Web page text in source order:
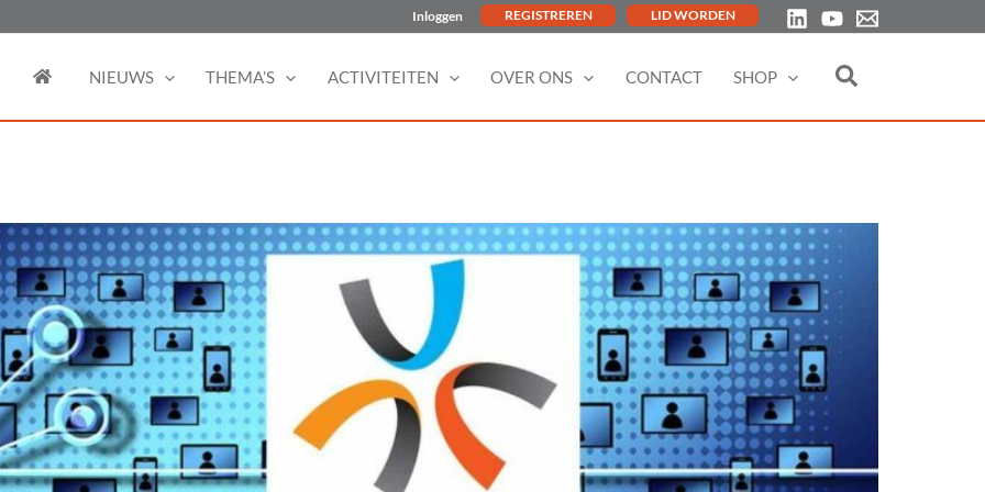
Inloggen REGISTREREN LID WORDEN
NIEUWS THEMA’S ACTIVITEITEN OVER ONS CONTACT SHOP